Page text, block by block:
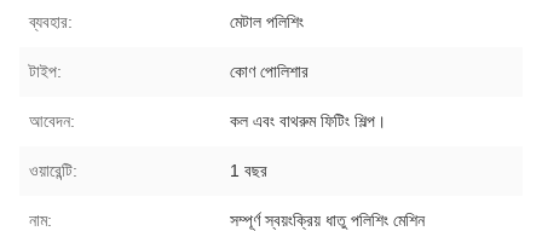
ব্যবহার: মেটাল পলিশিং
টাইপ: কোণ পোলিশার
আবেদন: কল এবং বাথরুম ফিটিং শিল্প।
ওয়ারেন্টি: 1 বছর
নাম: সম্পূর্ণ স্বয়ংক্রিয় ধাতু পলিশিং মেশিন